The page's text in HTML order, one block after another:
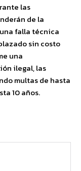
las
de la
falla técnica
sin costo
una
ilegal, las
multas de hasta
10 años.